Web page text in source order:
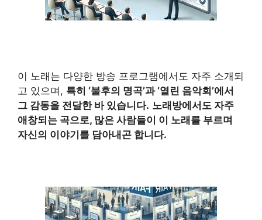
이 노래는 다양한 방송 프로그램에서도 자주 소개되
고 있으며, 특히 ‘불후의 명곡’과 ‘열린 음악회’에서
그 감동을 전달한 바 있습니다. 노래방에서도 자주
애창되는 곡으로, 많은 사람들이 이 노래를 부르며
자신의 이야기를 담아내곤 합니다.